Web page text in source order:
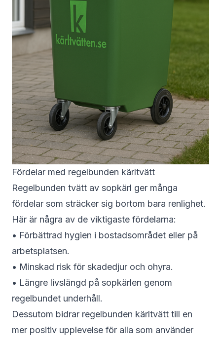
Fördelar med regelbunden kärltvätt
Regelbunden tvätt av sopkärl ger många
fördelar som sträcker sig bortom bara renlighet.
Här är några av de viktigaste fördelarna:
• Förbättrad hygien i bostadsområdet eller på
arbetsplatsen.
• Minskad risk för skadedjur och ohyra.
• Längre livslängd på sopkärlen genom
regelbundet underhåll.
Dessutom bidrar regelbunden kärltvätt till en
mer positiv upplevelse för alla som använder